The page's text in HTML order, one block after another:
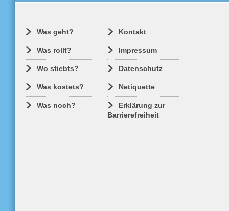
Was geht?
Was rollt?
Wo stiebts?
Was kostets?
Was noch?
Kontakt
Impressum
Datenschutz
Netiquette
Erklärung zur
Barrierefreiheit